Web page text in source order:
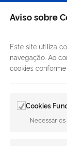
Aviso sobre
Este site utiliza
navegação. Ao
cookies
Cookies